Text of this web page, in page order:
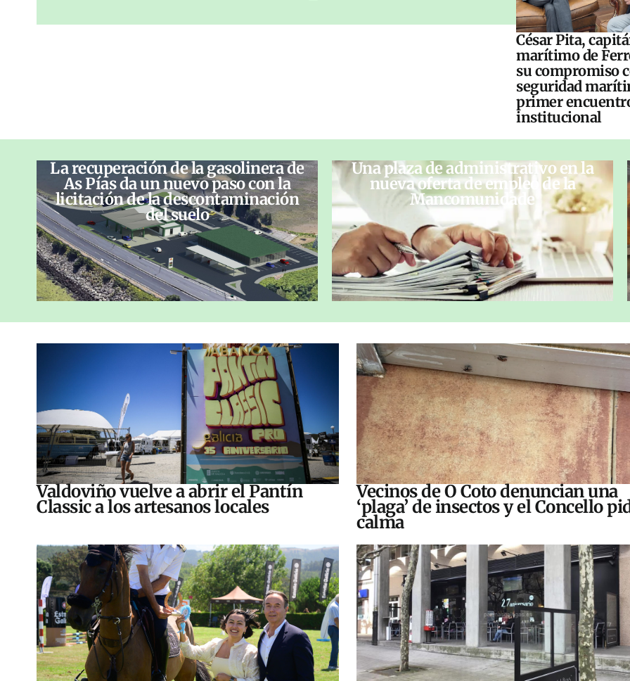
César Pita,
marítimo de
su compromiso
seguridad
primer
institucional
La recuperación de la gasolinera de
As Pías da un nuevo paso con la
licitación de la descontaminación
del suelo
Una plaza de administrativo en la
nueva oferta de empleo de la
Mancomunidade
Valdoviño vuelve a abrir el Pantín
Classic a los artesanos locales
Vecinos de O Coto denuncian una
‘plaga’ de insectos y el Concello
calma